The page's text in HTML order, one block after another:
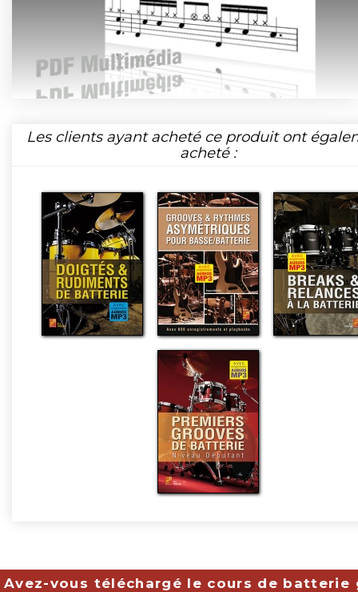
Les clients ayant acheté ce produit ont
acheté :
Avez-vous téléchargé le cours de batterie